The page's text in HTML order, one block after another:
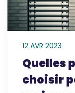
12 AVR 2023
Quelles
choisir